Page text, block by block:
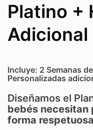
Platino +
Adicional
Incluye: 2 Semanas
Personalizadas
Diseñamos el
bebés necesitan
forma